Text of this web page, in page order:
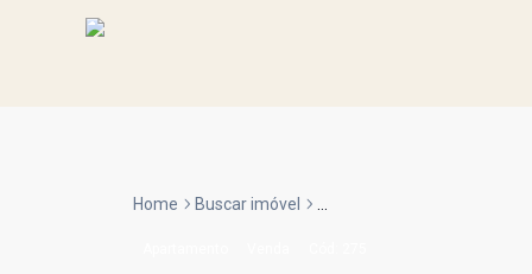
Home Buscar imóvel ...